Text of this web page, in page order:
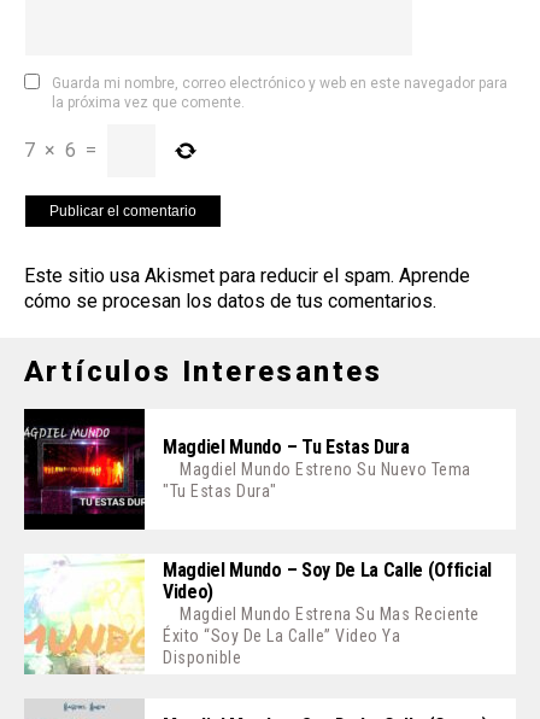
Guarda mi nombre, correo electrónico y web en este navegador para
la próxima vez que comente.
7 × 6 =
Este sitio usa Akismet para reducir el spam. Aprende
cómo se procesan los datos de tus comentarios.
Artículos Interesantes
Magdiel Mundo – Tu Estas Dura
Magdiel Mundo Estreno Su Nuevo Tema
"Tu Estas Dura"
Magdiel Mundo – Soy De La Calle (Official
Video)
Magdiel Mundo Estrena Su Mas Reciente
Éxito “Soy De La Calle” Video Ya
Disponible